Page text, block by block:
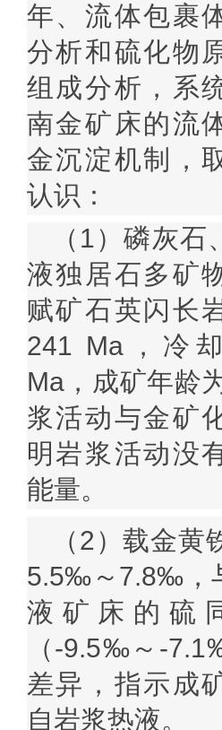
年、流体包裹
分析和硫化物
组成分析，系
南金矿床的流
金沉淀机制，
认识：
（ 1）磷灰石
液独居石多矿
赋矿石英闪长
241 Ma，冷
Ma，成矿年龄
浆活动与金矿
明岩浆活动没
能量。
（2）载金黄
5.5‰ ～ 7.8‰
液矿床的硫
（-9.5‰ ～ -
差异，指示成
自岩浆热液。